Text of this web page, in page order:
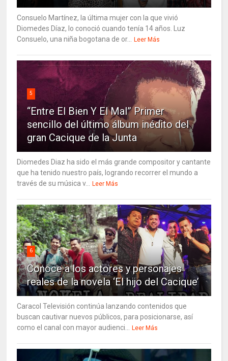
Consuelo Martínez, la última mujer con la que vivió
Diomedes Díaz, lo conoció cuando tenía 14 años. Luz
Consuelo, una niña bogotana de or...
Leer Más
5
“Entre El Bien Y El Mal” Primer
sencillo del último álbum inédito del
gran Cacique de la Junta
Diomedes Diaz ha sido el más grande compositor y cantante
que ha tenido nuestro país, logrando recorrer el mundo a
través de su música v...
Leer Más
6
Conoce a los actores y personajes
reales de la novela ‘El hijo del Cacique’
Caracol Televisión continúa lanzando contenidos que
buscan cautivar nuevos públicos, para posicionarse, así
como el canal con mayor audienci...
Leer Más